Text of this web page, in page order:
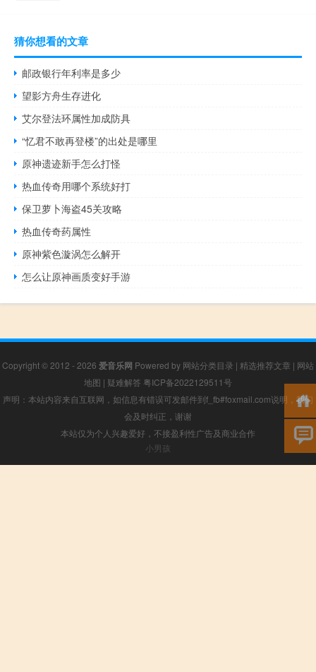
猜你想看的文章
邮政银行年利率是多少
望影方舟生存进化
艾尔登法环属性加成防具
“忆君不敢再登楼”的出处是哪里
原神遗迹新手怎么打怪
热血传奇用哪个系统好打
保卫萝卜海盗45关攻略
热血传奇药属性
原神紫色漩涡怎么解开
怎么让原神画质变好手游
Copyright © 2012 - 2026 爱音乐网 Powered by 网站分类目录 | 精选推荐文章 | 网站
地图 | 疑难解答 粤ICP备2022129511号
声明：本站内容来自互联网，如信息有错误可发邮件到f_fb#foxmail.com说明，我们
会及时纠正，谢谢
本站仅为个人兴趣爱好，不接盈利性广告及商业合作
小男孩